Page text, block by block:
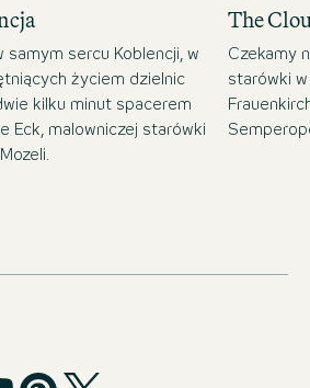
samym sercu Koblencji, w
życiem dzielnic
kilku minut spacerem
Eck, malowniczej starówki
The
Czekamy
starówki